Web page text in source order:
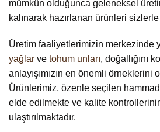
mümkün olduğunca geleneksel
kalınarak hazırlanan ürünleri
Üretim faaliyetlerimizin merkezinde
yağlar ve tohum unları, doğallığını
anlayışımızın en önemli örneklerini
Ürünlerimiz, özenle seçilen
elde edilmekte ve kalite
ulaştırılmaktadır.